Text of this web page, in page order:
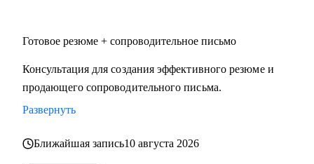
торговля (e-com, FMCG, retail).
Я создаю высококачественный продукт, основываясь на
искреннем отношении к людям.
Готовое резюме + сопроводительное письмо
Консультация для создания эффективного резюме и
продающего сопроводительного письма.
Развернуть
Ближайшая запись10 августа 2026